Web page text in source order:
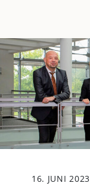
16. JUNI 2023